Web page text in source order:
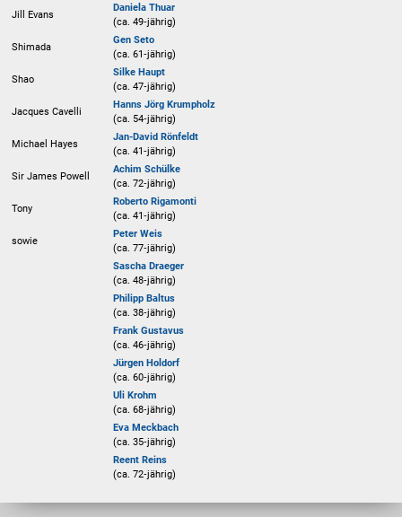
Jill Evans
Daniela Thuar
(ca. 49‑jährig)
Shimada
Gen Seto
(ca. 61‑jährig)
Shao
Silke Haupt
(ca. 47‑jährig)
Jacques Cavelli
Hanns Jörg Krumpholz
(ca. 54‑jährig)
Michael Hayes
Jan-David Rönfeldt
(ca. 41‑jährig)
Sir James Powell
Achim Schülke
(ca. 72‑jährig)
Tony
Roberto Rigamonti
(ca. 41‑jährig)
sowie
Peter Weis
(ca. 77‑jährig)
Sascha Draeger
(ca. 48‑jährig)
Philipp Baltus
(ca. 38‑jährig)
Frank Gustavus
(ca. 46‑jährig)
Jürgen Holdorf
(ca. 60‑jährig)
Uli Krohm
(ca. 68‑jährig)
Eva Meckbach
(ca. 35‑jährig)
Reent Reins
(ca. 72‑jährig)